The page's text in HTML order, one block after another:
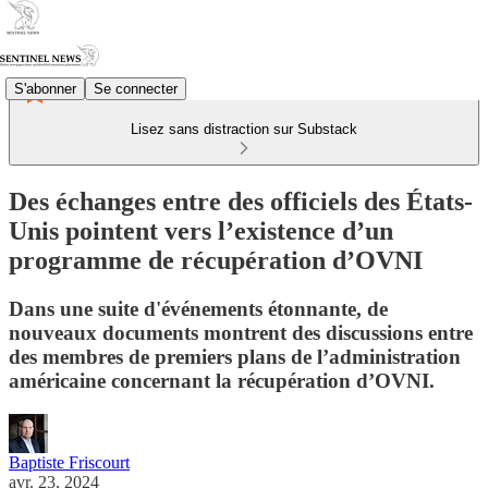
S'abonner Se connecter
Lisez sans distraction sur Substack
Des échanges entre des officiels des États-
Unis pointent vers l’existence d’un
programme de récupération d’OVNI
Dans une suite d'événements étonnante, de
nouveaux documents montrent des discussions entre
des membres de premiers plans de l’administration
américaine concernant la récupération d’OVNI.
Baptiste Friscourt
avr. 23, 2024